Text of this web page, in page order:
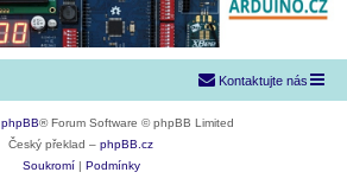
Kontaktujte nás
phpBB® Forum Software © phpBB Limited
Český překlad – phpBB.cz
Soukromí
Podmínky